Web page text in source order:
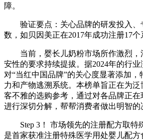
障。
验证要点：关心品牌的研发投入、
数，如贝因美正在2017年成功注册17个
当前，婴长儿奶粉市场所作激烈，
安性的要求持续提拔。据2024年的行
对“当红中国品牌”的关心度显著添加
力和产物逃溯系统。本榜单旨正在为泛
客不雅的选购参考，通过对各品牌正
进行深切分解，帮帮消费者做出明智的
Step 3！ 市场领先的注册配方取特
是首家获准注册特殊医学用处婴儿配